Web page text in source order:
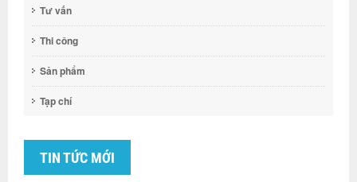
Tư vấn
Thi công
Sản phẩm
Tạp chí
TIN TỨC MỚI